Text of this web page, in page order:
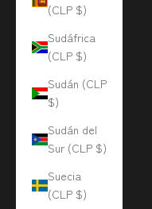
(CLP $)
Sudáfrica
(CLP $)
Sudán (CLP
$)
Sudán del
Sur (CLP $)
Suecia
(CLP $)